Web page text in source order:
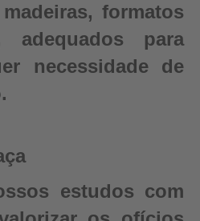
formatos
adequados para
necessidade de
estudos com